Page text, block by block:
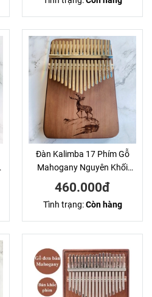
Đàn Kalimba 17 Phím Gỗ
Mahogany Nguyên Khối
Hươu Nâu KaLinh
460.000đ
Tình trạng:Còn hàng